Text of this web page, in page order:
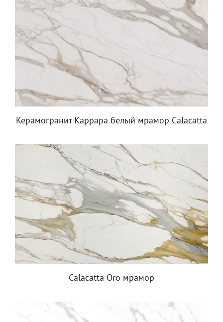
Керамогранит Каррара белый мрамор Calacatta
Calacatta Oro мрамор